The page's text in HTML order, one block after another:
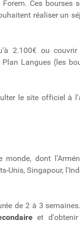
Ces bourses
réaliser un
2.100€ ou
Langues (les
le site officiel à
dont
Unis, Singapour,
de 2 à 3
et d'obtenir